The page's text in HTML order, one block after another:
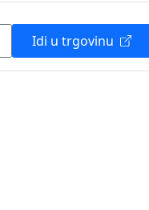
Idi u trgovinu